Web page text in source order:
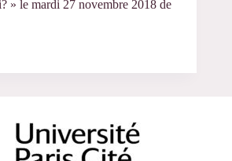
» le mardi 27 novembre 2018 de